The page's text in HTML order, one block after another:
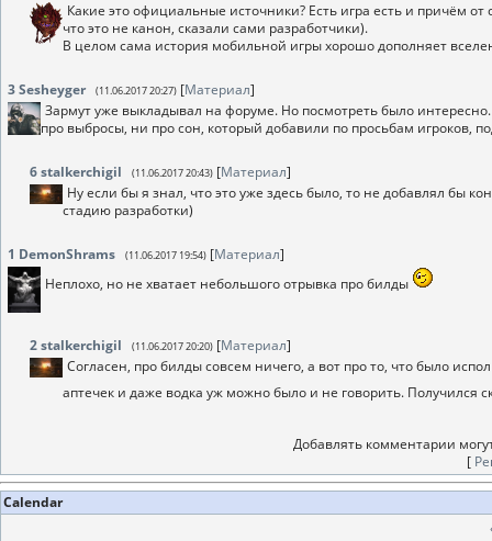
Какие это официальные источники? Есть игра есть и причём от
что это не канон, сказали сами разработчики).
В целом сама история мобильной игры хорошо дополняет
3Sesheyger (11.06.2017 20:27) [Материал]
Зармут уже выкладывал на форуме. Но посмотреть было
про выбросы, ни про сон, который добавили по просьбам игроков,
6stalkerchigil (11.06.2017 20:43) [Материал]
Ну если бы я знал, что это уже здесь было, то не добавлял бы
стадию разработки)
1 DemonShrams (11.06.2017 19:54) [Материал]
Неплохо, но не хватает небольшого отрывка про билды
2stalkerchigil (11.06.2017 20:20) [Материал]
Согласен, про билды совсем ничего, а вот про то, что было
аптечек и даже водка уж можно было и не говорить. Получился
Добавлять комментарии
[
Calendar